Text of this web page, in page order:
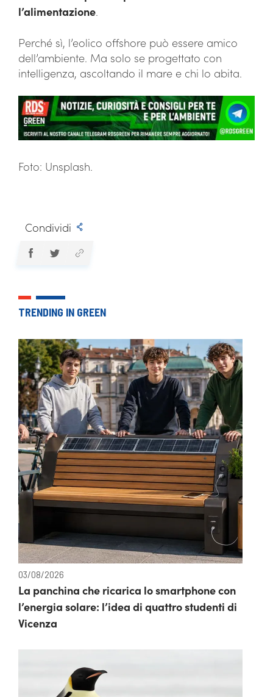
l’alimentazione.
Perché sì, l’eolico offshore può essere amico
dell’ambiente. Ma solo se progettato con
intelligenza, ascoltando il mare e chi lo abita.
Foto: Unsplash.
Condividi
TRENDING IN GREEN
03/08/2026
La panchina che ricarica lo smartphone con
l’energia solare: l’idea di quattro studenti di
Vicenza